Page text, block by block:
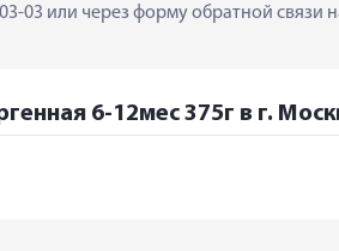
03 или через форму обратной связи
6-12мес 375г в г.